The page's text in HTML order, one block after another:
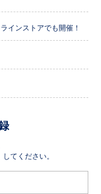
インストアでも開催！
てください。